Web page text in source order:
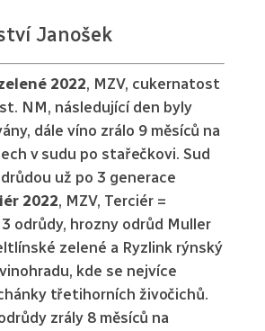
Janošek
2022, MZV, cukernatost
NM, následující den byly
dále víno zrálo 9 měsíců na
v sudu po stařečkovi. Sud
už po 3 generace
2022, MZV, Terciér =
odrůdy, hrozny odrůd Muller
zelené a Ryzlink rýnský
kde se nejvíce
třetihorních živočichů.
zrály 8 měsíců na